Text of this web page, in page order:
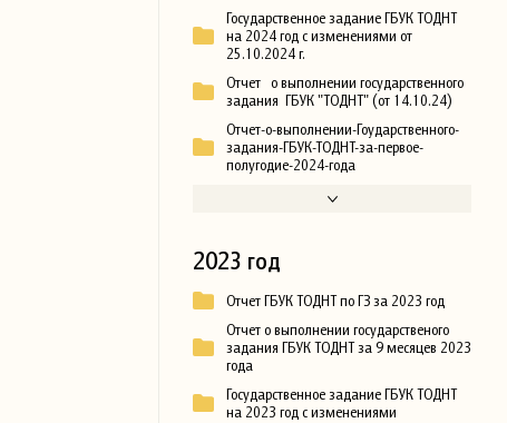
Государственное задание ГБУК ТОДНТ
на 2024 год с изменениями от
25.10.2024 г.
Отчет о выполнении государственного
задания ГБУК "ТОДНТ" (от 14.10.24)
Отчет-о-выполнении-Гоударственного-
задания-ГБУК-ТОДНТ-за-первое-
полугодие-2024-года
2023 год
Отчет ГБУК ТОДНТ по ГЗ за 2023 год
Отчет о выполнении государственого
задания ГБУК ТОДНТ за 9 месяцев 2023
года
Государственное задание ГБУК ТОДНТ
на 2023 год с изменениями